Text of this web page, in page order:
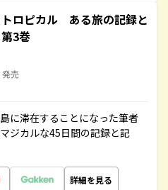
トロピカル ある旅の記録と
3巻
発売
に滞在することになった筆者
ジカルな45日間の記録と記
詳細を見る